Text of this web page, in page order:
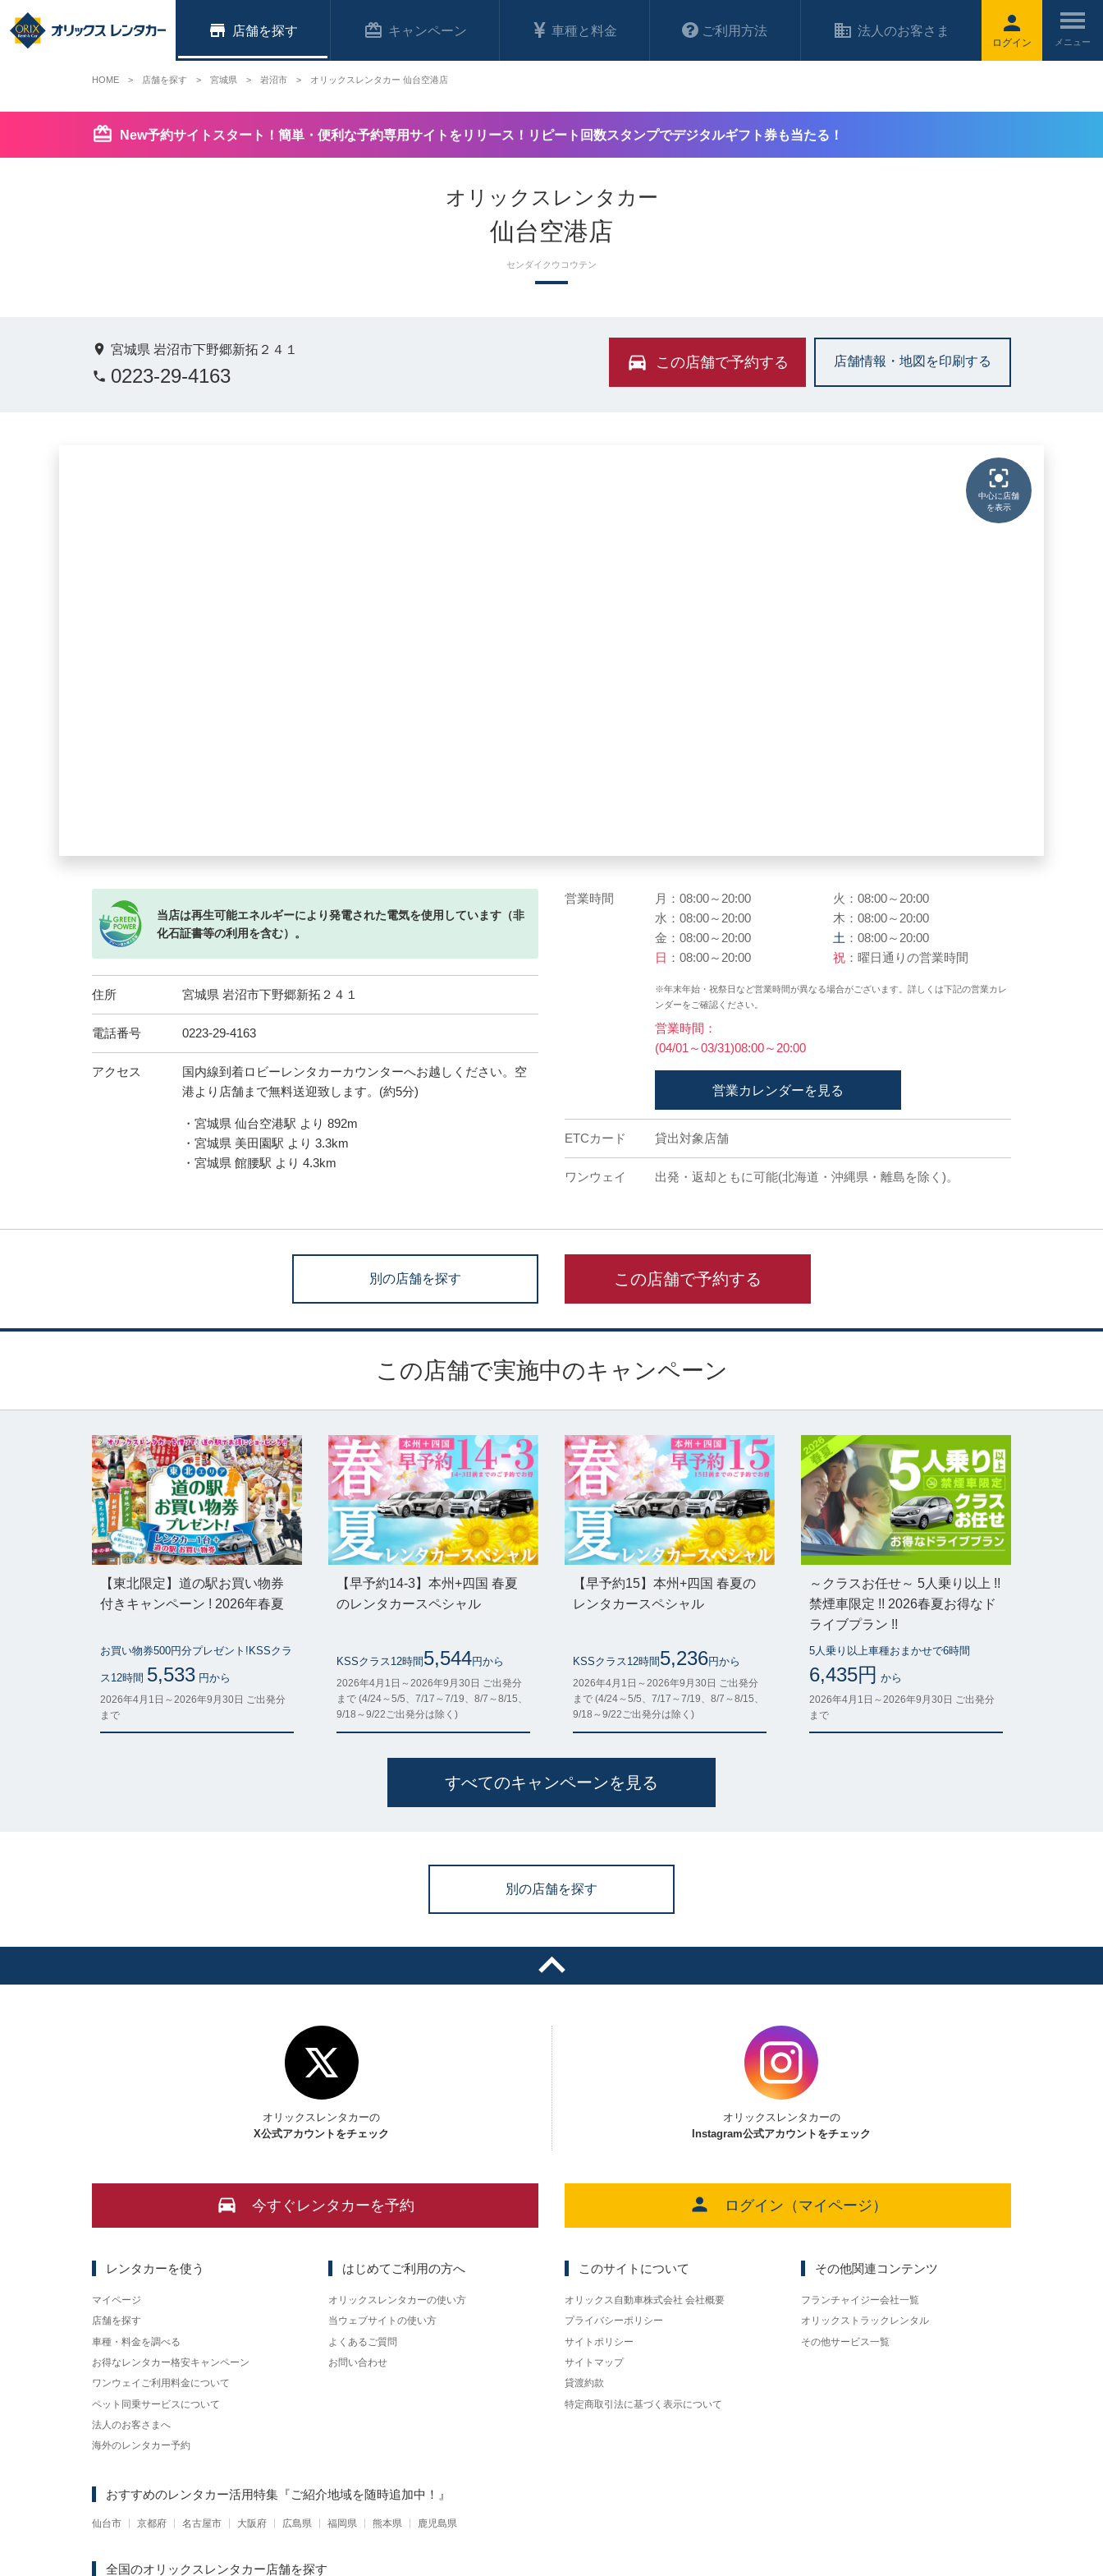
ログイン
店舗 キャンペーン 車種と料金 ご利用方法 法人のお客さま
New予約サイトスタート！簡単・便利な予約専用サイトをリリース！リピート回数スタンプでデジタルギフト券も当たる！
オリックスレンタカー
仙台空港店
センダイクウコウテン
宮城県 岩沼市下野郷新拓２４１
0223-29-4163
この店舗で予約する 店舗情報・地図を印刷する
中心に店舗
を表示
当店は再生可能エネルギーにより発電された電気を使用しています（非
化石証書等の利用を含む）。
住所 宮城県 岩沼市下野郷新拓２４１
電話番号 0223-29-4163
アクセス
国内線到着ロビーレンタカーカウンターへお越しください。空
港より店舗まで無料送迎致します。(約5分)
・宮城県 仙台空港駅 より 892m
・宮城県 美田園駅 より 3.3km
・宮城県 館腰駅 より 4.3km
営業時間 月：08:00～20:00
火：08:00～20:00
水：08:00～20:00
木：08:00～20:00
金：08:00～20:00
土 ：08:00～20:00
日 ：08:00～20:00 祝 ：曜日通りの営業時間
※年末年始・祝祭日など営業時間が異なる場合がございます。詳しくは下記の営業カレ
ンダーをご確認ください。
営業時間：
(04/01～03/31)08:00～20:00
営業カレンダーを見る
ETCカード 貸出対象店舗
ワンウェイ 出発・返却ともに可能(北海道・沖縄県・離島を除く)。
別の店舗を探す この店舗で予約する
この店舗で実施中のキャンペーン
【東北限定】道の駅お買い物券
付きキャンペーン ! 2026年春夏
お買い物券500円分プレゼント!KSSクラ
ス12時間 5,533 円から
2026年4月1日～2026年9月30日 ご出発分
まで
【早予約14-3】本州+四国 春夏
のレンタカースペシャル
KSSクラス12時間 5,544円から
2026年4月1日～2026年9月30日 ご出発分
まで (4/24～5/5、7/17～7/19、8/7～8/15、
9/18～9/22ご出発分は除く)
【早予約15】本州+四国 春夏の
レンタカースペシャル
KSSクラス12時間 5,236円から
2026年4月1日～2026年9月30日 ご出発分
まで (4/24～5/5、7/17～7/19、8/7～8/15、
9/18～9/22ご出発分は除く)
～クラスお任せ～ 5人乗り以上 !!
禁煙車限定 !! 2026春夏お得なド
ライブプラン !!
5人乗り以上車種おまかせで6時間
6,435円 から
2026年4月1日～2026年9月30日 ご出発分
まで
すべてのキャンペーンを見る
別の店舗を探す
HOME 店舗を探す 宮城県 岩沼市 オリックスレンタカー 仙台空港店
オリックスレンタカーの
X公式アカウントをチェック
オリックスレンタカーの
Instagram公式アカウントをチェック
今すぐレンタカーを予約 ログイン（マイページ）
レンタカーを使う
マイページ
店舗を探す
車種・料金を調べる
お得なレンタカー格安キャンペーン
ワンウェイご利用料金について
ペット同乗サービスについて
法人のお客さまへ
海外のレンタカー予約
はじめてご利用の方へ
オリックスレンタカーの使い方
当ウェブサイトの使い方
よくあるご質問
お問い合わせ
このサイトについて
オリックス自動車株式会社 会社概要
プライバシーポリシー
サイトポリシー
サイトマップ
貸渡約款
特定商取引法に基づく表示について
その他関連コンテンツ
フランチャイジー会社一覧
オリックストラックレンタル
その他サービス一覧
おすすめのレンタカー活用特集 『ご紹介地域を随時追加中！』
仙台市 京都府 名古屋市 大阪府 広島県 福岡県 熊本県 鹿児島県
全国のオリックスレンタカー店舗を探す